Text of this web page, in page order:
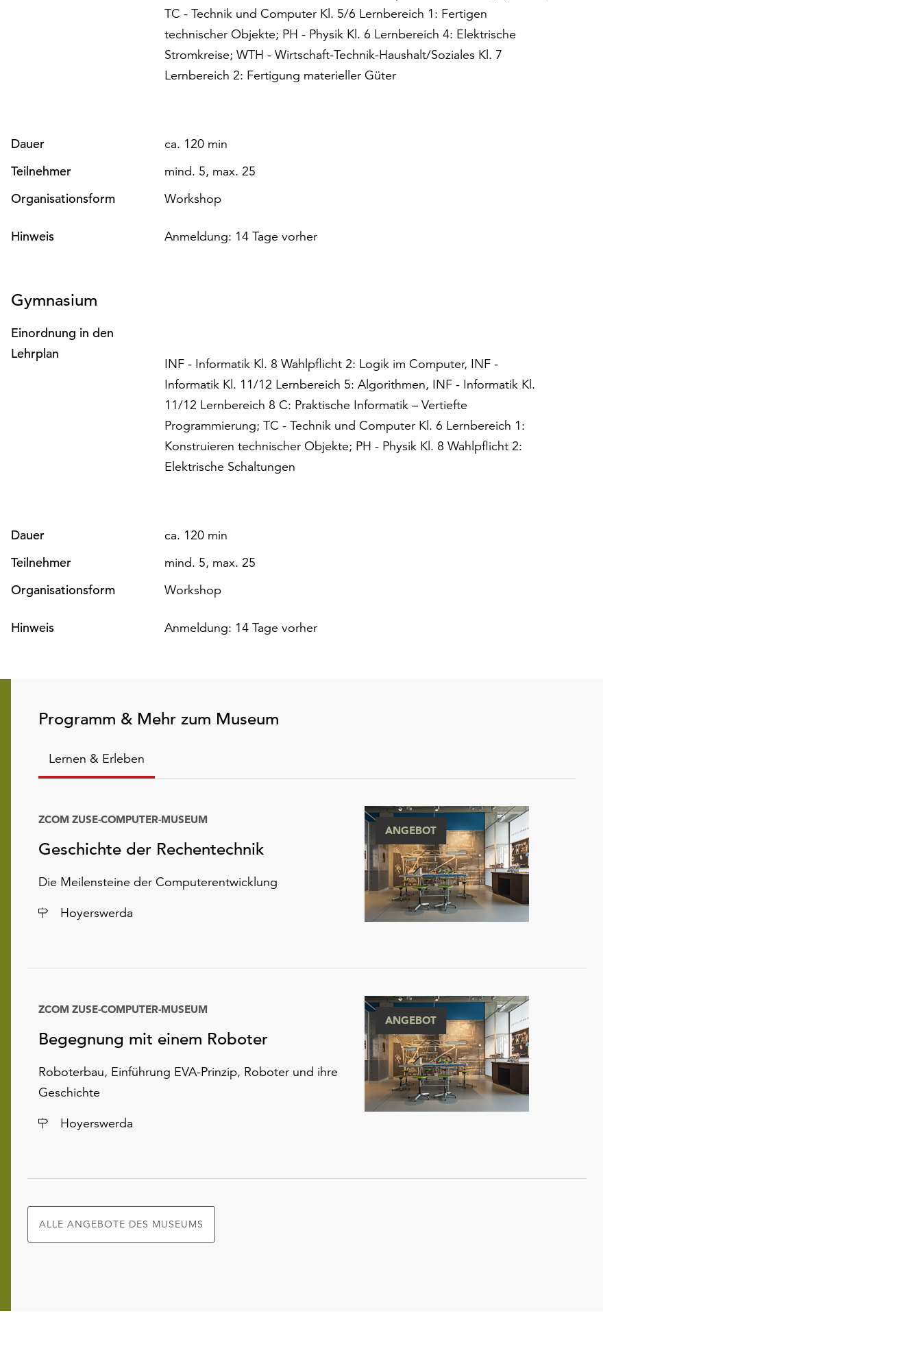
TC - Technik und Computer Kl. 5/6 Lernbereich 1: Fertigen
technischer Objekte; PH - Physik Kl. 6 Lernbereich 4: Elektrische
Stromkreise; WTH - Wirtschaft-Technik-Haushalt/Soziales Kl. 7
Lernbereich 2: Fertigung materieller Güter
Dauer
ca. 120 min
Teilnehmer
mind. 5, max. 25
Organisationsform
Workshop
Hinweis Anmeldung: 14 Tage vorher
Gymnasium
Einordnung in den
Lehrplan
INF - Informatik Kl. 8 Wahlpflicht 2: Logik im Computer, INF -
Informatik Kl. 11/12 Lernbereich 5: Algorithmen, INF - Informatik Kl.
11/12 Lernbereich 8 C: Praktische Informatik – Vertiefte
Programmierung; TC - Technik und Computer Kl. 6 Lernbereich 1:
Konstruieren technischer Objekte; PH - Physik Kl. 8 Wahlpflicht 2:
Elektrische Schaltungen
Dauer
ca. 120 min
Teilnehmer
mind. 5, max. 25
Organisationsform
Workshop
Hinweis Anmeldung: 14 Tage vorher
Programm & Mehr zum Museum
Lernen & Erleben
Geschichte der Rechentechnik
ZCOM ZUSE-COMPUTER-MUSEUM
Die Meilensteine der Computerentwicklung
Ort
Hoyerswerda
ANGEBOT
Begegnung mit einem Roboter
ZCOM ZUSE-COMPUTER-MUSEUM
Roboterbau, Einführung EVA-Prinzip, Roboter und ihre
Geschichte
Ort
Hoyerswerda
ANGEBOT
ALLE ANGEBOTE DES MUSEUMS